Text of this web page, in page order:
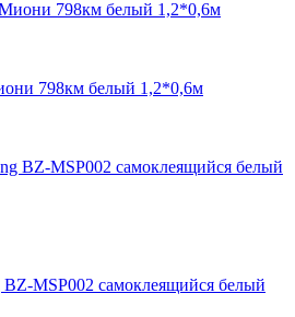
798км белый 1,2*0,6м
MSP002 самоклеящийся белый